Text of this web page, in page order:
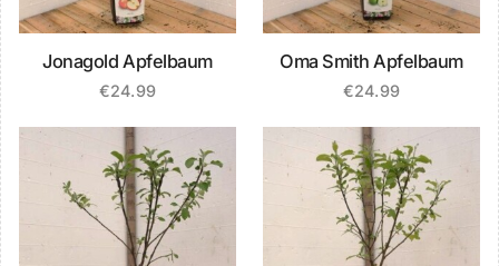
Jonagold Apfelbaum
€24.99
Oma Smith Apfelbaum
€24.99